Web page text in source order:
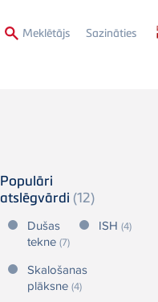
Meklētājs Sazināties
Populāri
atslēgvārdi (12)
Dušas
tekne (7)
ISH (4)
Skalošanas
plāksne (4)